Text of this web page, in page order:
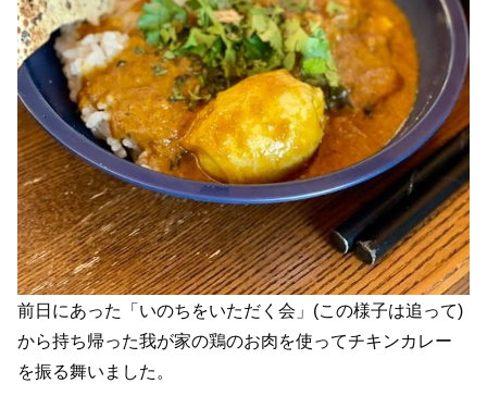
前日にあった「いのちをいただく会」(この様子は追って)
から持ち帰った我が家の鶏のお肉を使ってチキンカレー
を振る舞いました。